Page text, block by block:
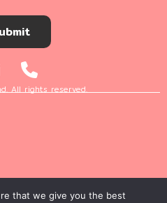
All rights reserved.
that we give you the best